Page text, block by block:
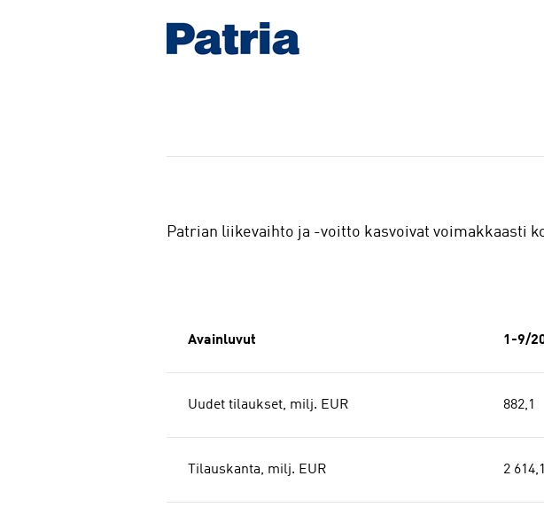
a
Patrian liikevaihto ja -voitto kasvoivat voimakkaasti
Avainluvut 1-9/
Uudet tilaukset, milj. EUR 882,1
Tilauskanta, milj. EUR 2 614,1